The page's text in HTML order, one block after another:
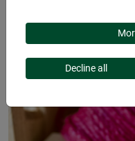
Decline all